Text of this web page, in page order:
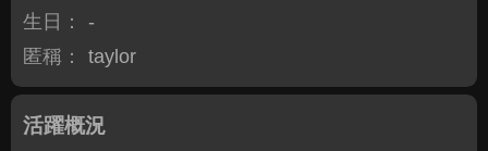
生日：
-
匿稱：
taylor
活躍概況